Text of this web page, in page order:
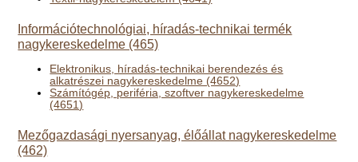
Információtechnológiai, híradás-technikai termék
nagykereskedelme (465)
Elektronikus, híradás-technikai berendezés és
alkatrészei nagykereskedelme (4652)
Számítógép, periféria, szoftver nagykereskedelme
(4651)
Mezőgazdasági nyersanyag, élőállat nagykereskedelme
(462)